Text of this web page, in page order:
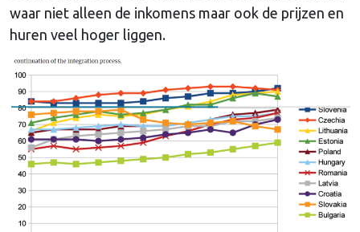
waar niet alleen de inkomens maar ook de prijzen en
huren veel hoger liggen.